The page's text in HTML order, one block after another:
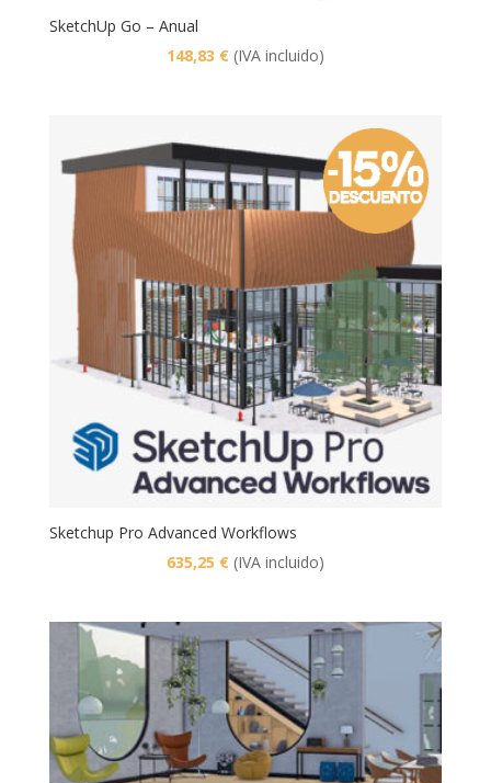
SketchUp Go – Anual
148,83 € (IVA incluido)
Sketchup Pro Advanced Workflows
635,25 € (IVA incluido)